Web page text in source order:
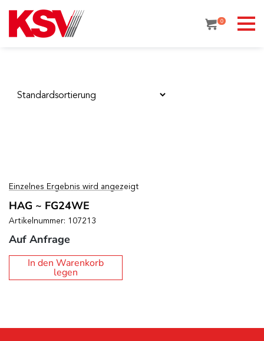
content
0
Einzelnes Ergebnis wird angezeigt
HAG ~ FG24WE
Artikelnummer: 107213
Auf Anfrage
In den Warenkorb
legen